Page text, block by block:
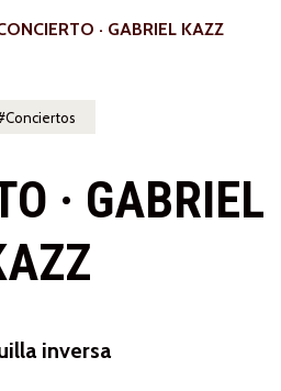
· GABRIEL KAZZ
Conciertos
· GABRIEL
inversa